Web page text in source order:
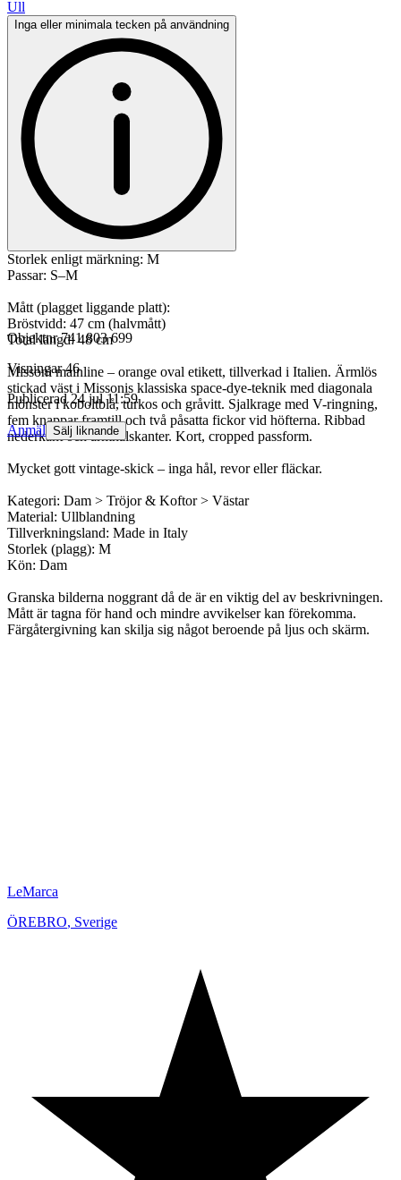
Ull
Inga eller minimala tecken på användning
Storlek enligt märkning: M
Passar: S–M
Mått (plagget liggande platt):
Bröstvidd: 47 cm (halvmått)
Total längd: 48 cm
Missoni mainline – orange oval etikett, tillverkad i Italien. Ärmlös
stickad väst i Missonis klassiska space-dye-teknik med diagonala
mönster i koboltblå, turkos och gråvitt. Sjalkrage med V-ringning,
fem knappar framtill och två påsatta fickor vid höfterna. Ribbad
nederkant och armhålskanter. Kort, cropped passform.
Mycket gott vintage-skick – inga hål, revor eller fläckar.
Kategori: Dam > Tröjor & Koftor > Västar
Material: Ullblandning
Tillverkningsland: Made in Italy
Storlek (plagg): M
Kön: Dam
Granska bilderna noggrant då de är en viktig del av beskrivningen.
Mått är tagna för hand och mindre avvikelser kan förekomma.
Färgåtergivning kan skilja sig något beroende på ljus och skärm.
Objektnr 741 803 699
Visningar 46
Publicerad 24 jul 11:59
Anmäl Sälj liknande
LeMarca
ÖREBRO, Sverige